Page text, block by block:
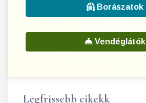
Borászatok
Vendéglátók
Legfrissebb cikekk